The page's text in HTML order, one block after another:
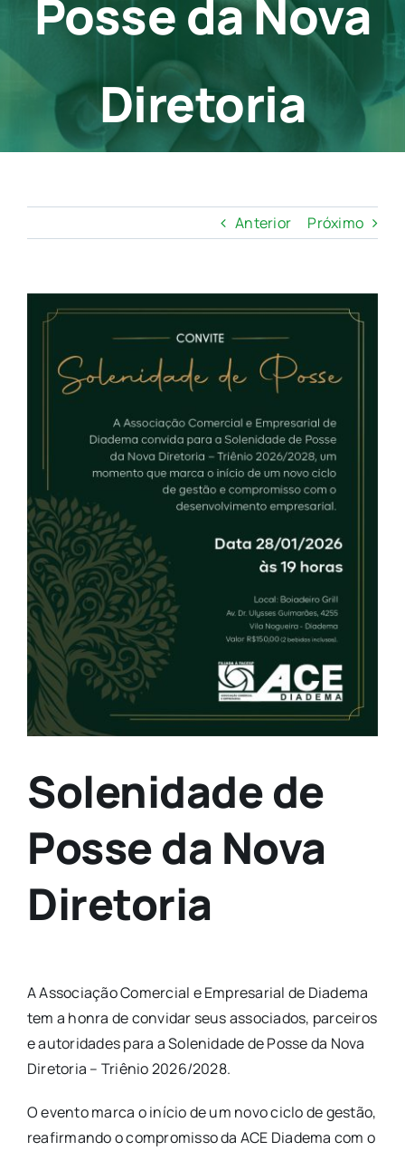
Contato
Posse da Nova
Diretoria
Anterior Próximo
View
Image
Solenidade de
Posse da Nova
Diretoria
A Associação Comercial e Empresarial de Diadema
tem a honra de convidar seus associados, parceiros
e autoridades para a Solenidade de Posse da Nova
Diretoria – Triênio 2026/2028.
O evento marca o início de um novo ciclo de gestão,
reafirmando o compromisso da ACE Diadema com o